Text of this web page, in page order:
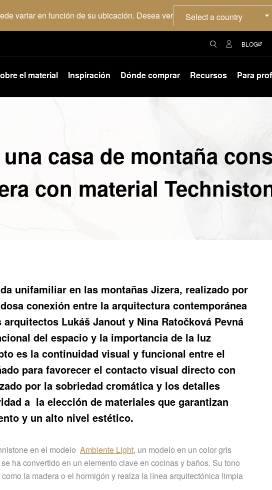
variar en función de su ubicación. Desea ver Select a country
BLOG
el material Inspiración Dónde comprar Recursos Para
casa de montaña
con material
unifamiliar en las montañas Jizera, realizado por
conexión entre la arquitectura contemporánea
Lukáš Janout y Nina Ratočková Pevná
del espacio y la importancia de la luz
es la continuidad visual y funcional entre el
para favorecer el contacto visual directo con
por la sobriedad cromática y los detalles
a la elección de materiales que garantizan
y un alto nivel estético.
en el modelo Ambiente Light, un modelo en un color gris
ha convertido en un elemento clave en cocinas y baños. Su tono
la madera o el hormigón y realza la línea arquitectónica limpia